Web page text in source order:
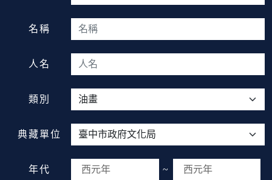
名稱
人名
類別
典藏單位
年代 ~